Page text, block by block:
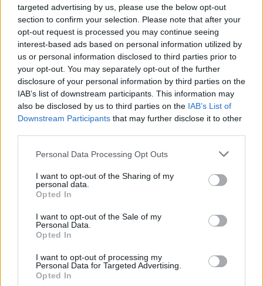
targeted advertising by us, please use the below opt-out
section to confirm your selection. Please note that after your
opt-out request is processed you may continue seeing
interest-based ads based on personal information utilized by
us or personal information disclosed to third parties prior to
your opt-out. You may separately opt-out of the further
disclosure of your personal information by third parties on the
IAB’s list of downstream participants. This information may
also be disclosed by us to third parties on the IAB’s List of
Downstream Participants that may further disclose it to other
Please note that this website/app uses one or more Google
not limited to your visit or usage behaviour. You may click to
grant or deny consent to Google and its third-party tags to
use your data for below specified purposes in below Google
consent section.
Personal Data Processing Opt Outs
I want to opt-out of the Sharing of my
personal data.
Opted In
I want to opt-out of the Sale of my
Personal Data.
Opted In
I want to opt-out of processing my
Personal Data for Targeted Advertising.
Opted In
ÁTADJÁK A MEGÚJULT ERZSÉBET LIGETI
KRESZ-PARKOT GYŐRBEN – CSALÁDI
PROGRAMOKKAL ÜNNEPLIK A FELÚJÍTÁST
Ügyességi versenyek, KRESZ-kvíz, ingyenes kerékpár- és e-
rollerjelölés is várja a családokat augusztus 8-án.
Szólj hozzá!